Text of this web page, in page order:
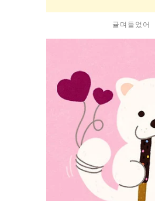
귤며들었어